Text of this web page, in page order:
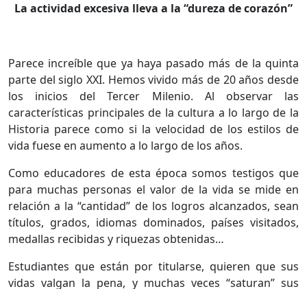
La actividad excesiva lleva a la “dureza de corazón”
Parece increíble que ya haya pasado más de la quinta
parte del siglo XXI. Hemos vivido más de 20 años desde
los inicios del Tercer Milenio. Al observar las
características principales de la cultura a lo largo de la
Historia parece como si la velocidad de los estilos de
vida fuese en aumento a lo largo de los años.
Como educadores de esta época somos testigos que
para muchas personas el valor de la vida se mide en
relación a la “cantidad” de los logros alcanzados, sean
títulos, grados, idiomas dominados, países visitados,
medallas recibidas y riquezas obtenidas…
Estudiantes que están por titularse, quieren que sus
vidas valgan la pena, y muchas veces “saturan” sus